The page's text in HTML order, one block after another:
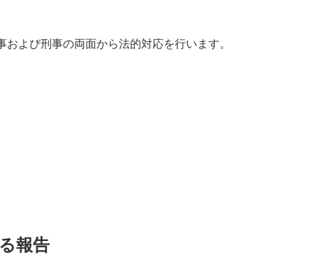
よび刑事の両面から法的対応を行います。
報告